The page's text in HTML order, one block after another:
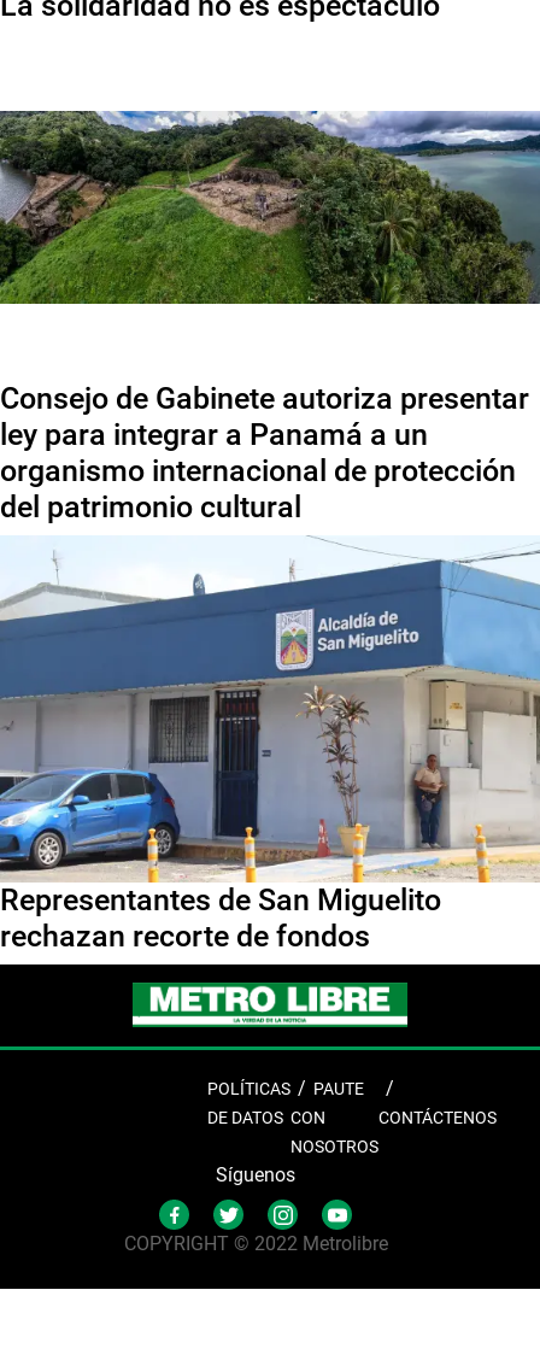
Consejo de Gabinete autoriza presentar
ley para integrar a Panamá a un
organismo internacional de protección
del patrimonio cultural
Representantes de San Miguelito
rechazan recorte de fondos
POLÍTICAS
DE DATOS
PAUTE
CON
NOSOTROS
CONTÁCTENOS
Síguenos
COPYRIGHT © 2022 Metrolibre